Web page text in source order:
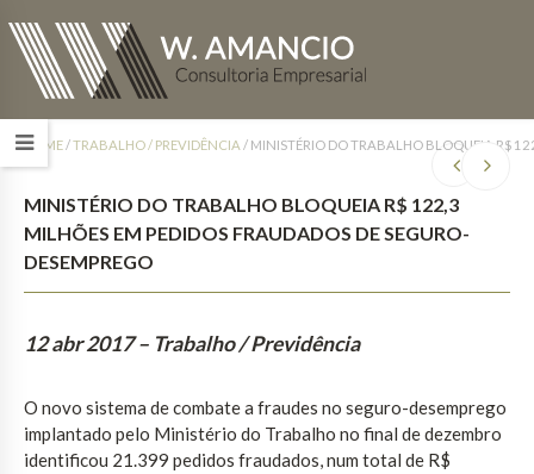
HOME/TRABALHO / PREVIDÊNCIA / MINISTÉRIO DO TRABALHO BLOQUEIA R$
MINISTÉRIO DO TRABALHO BLOQUEIA R$ 122,3
MILHÕES EM PEDIDOS FRAUDADOS DE SEGURO-
DESEMPREGO
12 abr 2017 – Trabalho / Previdência
O novo sistema de combate a fraudes no seguro-desemprego
implantado pelo Ministério do Trabalho no final de dezembro
identificou 21.399 pedidos fraudados, num total de R$